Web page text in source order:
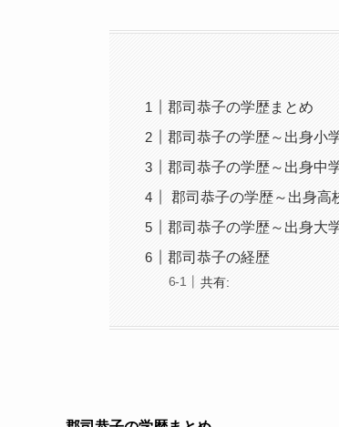
郡司恭子の学歴まとめ
郡司恭子の学歴～出身小
郡司恭子の学歴～出身中
郡司恭子の学歴～出身高
郡司恭子の学歴～出身大
郡司恭子の経歴
共有: